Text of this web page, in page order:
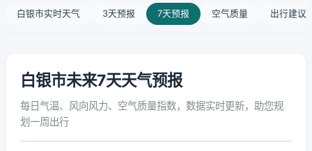
白银市实时天气 3天预报 7天预报 空气质量 出行建议
白银市未来7天天气预报
每日气温、风向风力、空气质量指数，数据实时更新，助您规
划一周出行